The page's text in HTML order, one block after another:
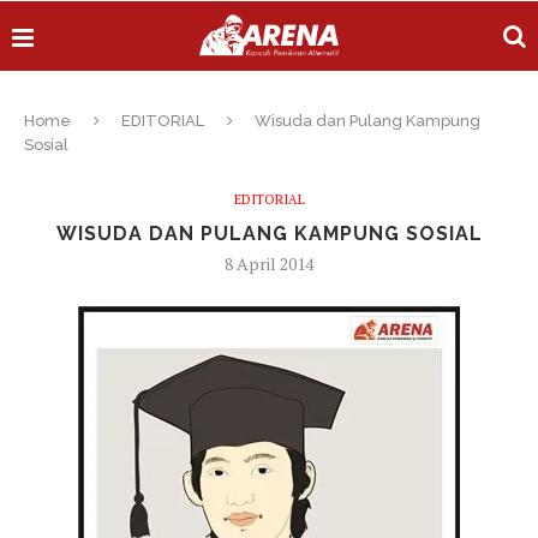
Home EDITORIAL
Wisuda dan Pulang Kampung
Sosial
EDITORIAL
WISUDA DAN PULANG KAMPUNG SOSIAL
8 April 2014